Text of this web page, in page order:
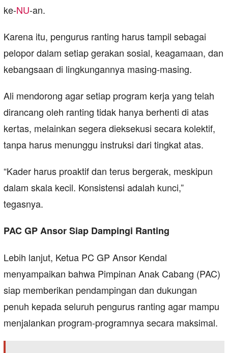
ke-NU-an.
Karena itu, pengurus ranting harus tampil sebagai
pelopor dalam setiap gerakan sosial, keagamaan, dan
kebangsaan di lingkungannya masing-masing.
Ali mendorong agar setiap program kerja yang telah
dirancang oleh ranting tidak hanya berhenti di atas
kertas, melainkan segera dieksekusi secara kolektif,
tanpa harus menunggu instruksi dari tingkat atas.
“Kader harus proaktif dan terus bergerak, meskipun
dalam skala kecil. Konsistensi adalah kunci,”
tegasnya.
PAC GP Ansor Siap Dampingi Ranting
Lebih lanjut, Ketua PC GP Ansor Kendal
menyampaikan bahwa Pimpinan Anak Cabang (PAC)
siap memberikan pendampingan dan dukungan
penuh kepada seluruh pengurus ranting agar mampu
menjalankan program-programnya secara maksimal.